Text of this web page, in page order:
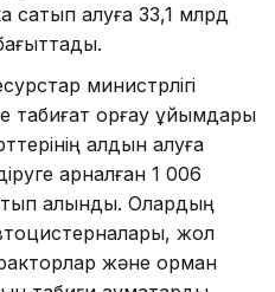
сатып алуға 33,1 млрд
министрлігі
табиғат қорғау ұйымдары
алдын алуға
арналған 1 006
алынды. Олардың
жол
және орман